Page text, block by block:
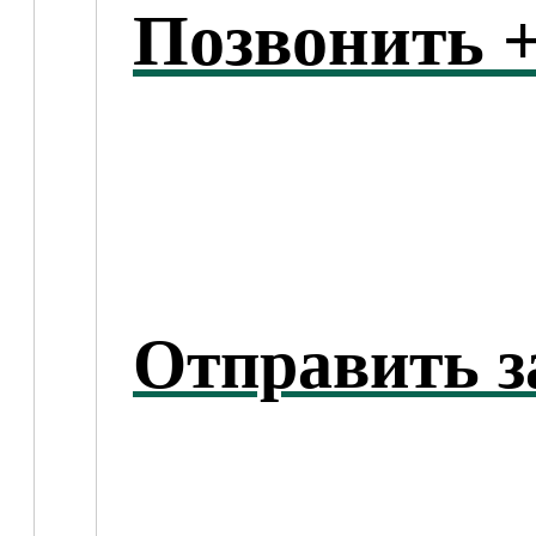
Позвонить
Отправить